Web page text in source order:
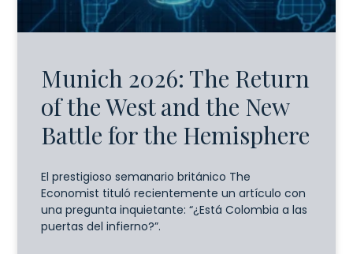
Munich 2026: The Return
of the West and the New
Battle for the Hemisphere
El prestigioso semanario británico The
Economist tituló recientemente un artículo con
una pregunta inquietante: “¿Está Colombia a las
puertas del infierno?”.